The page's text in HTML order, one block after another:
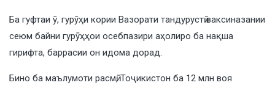
Ба гуфтаи ӯ, гурӯҳи кории Вазорати тандурустӣ ваксиназании
сеюм байни гурӯҳҳои осебпазири аҳолиро ба нақша
гирифта, баррасии он идома дорад.
Бино ба маълумоти расмӣ, Тоҷикистон ба 12 млн воя